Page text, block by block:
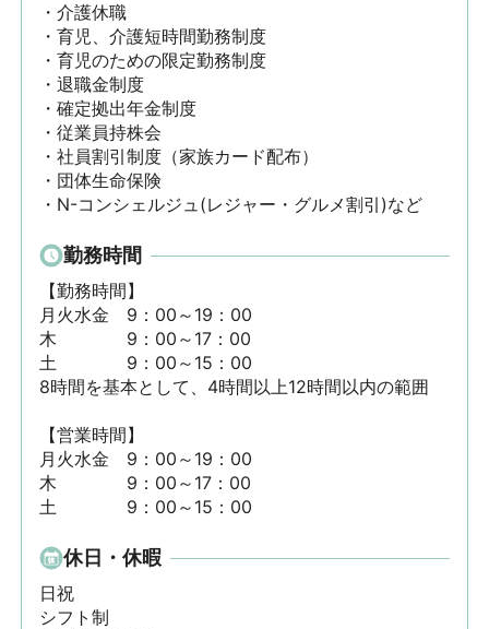
・介護休職
・育児、介護短時間勤務制度
・育児のための限定勤務制度
・退職金制度
・確定拠出年金制度
・従業員持株会
・社員割引制度（家族カード配布）
・団体生命保険
・N-コンシェルジュ(レジャー・グルメ割引)など
勤務時間
【勤務時間】
月火水金　9：00～19：00
木　　　　9：00～17：00
土　　　　9：00～15：00
8時間を基本として、4時間以上12時間以内の範囲
【営業時間】
月火水金　9：00～19：00
木　　　　9：00～17：00
土　　　　9：00～15：00
休日・休暇
日祝
シフト制